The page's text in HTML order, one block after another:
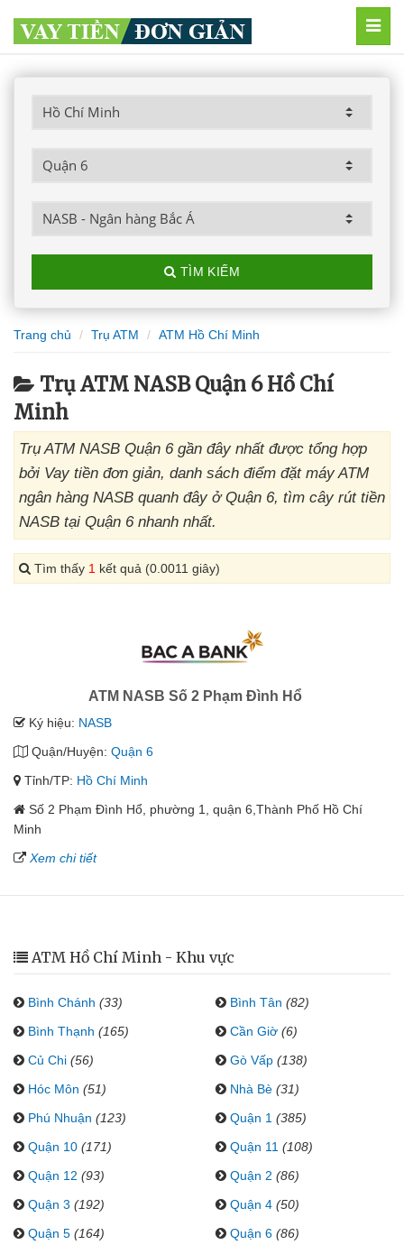
TÌM KIẾM
Trang chủ Trụ ATM ATM Hồ Chí Minh
Trụ ATM NASB Quận 6 Hồ Chí
Minh
Trụ ATM NASB Quận 6 gần đây nhất được tổng hợp
bởi Vay tiền đơn giản, danh sách điểm đặt máy ATM
ngân hàng NASB quanh đây ở Quận 6, tìm cây rút tiền
NASB tại Quận 6 nhanh nhất.
Tìm thấy 1 kết quả (0.0011 giây)
ATM NASB Số 2 Phạm Đình Hổ
Ký hiệu: NASB
Quận/Huyện: Quận 6
Tỉnh/TP: Hồ Chí Minh
Số 2 Phạm Đình Hổ, phường 1, quận 6,Thành Phố Hồ Chí
Minh
Xem chi tiết
ATM Hồ Chí Minh - Khu vực
Bình Chánh (33) Bình Tân (82)
Bình Thạnh (165) Cần Giờ (6)
Củ Chi (56) Gò Vấp (138)
Hóc Môn (51) Nhà Bè (31)
Phú Nhuận (123) Quận 1 (385)
Quận 10 (171) Quận 11 (108)
Quận 12 (93) Quận 2 (86)
Quận 3 (192) Quận 4 (50)
Quận 5 (164) Quận 6 (86)